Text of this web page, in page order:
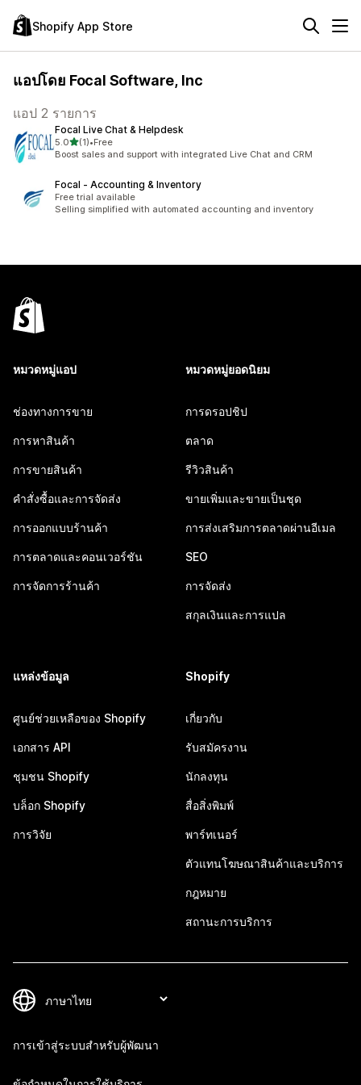
Shopify App Store
แอปโดย Focal Software, Inc
แอป 2 รายการ
Focal Live Chat & Helpdesk
5.0เต็ม 5 ดาว
(1)
ทั้งหมด 1 รีวิว
•Free
Boost sales and support with integrated Live Chat and CRM
Focal ‑ Accounting & Inventory
Free trial available
Selling simplified with automated accounting and inventory
หมวดหมู่แอป
ช่องทางการขาย
การหาสินค้า
การขายสินค้า
คำสั่งซื้อและการจัดส่ง
การออกแบบร้านค้า
การตลาดและคอนเวอร์ชัน
การจัดการร้านค้า
หมวดหมู่ยอดนิยม
การดรอปชิป
ตลาด
รีวิวสินค้า
ขายเพิ่มและขายเป็นชุด
การส่งเสริมการตลาดผ่านอีเมล
SEO
การจัดส่ง
สกุลเงินและการแปล
แหล่งข้อมูล
ศูนย์ช่วยเหลือของ Shopify
เอกสาร API
ชุมชน Shopify
บล็อก Shopify
การวิจัย
Shopify
เกี่ยวกับ
รับสมัครงาน
นักลงทุน
สื่อสิ่งพิมพ์
พาร์ทเนอร์
ตัวแทนโฆษณาสินค้าและบริการ
กฎหมาย
สถานะการบริการ
การเข้าสู่ระบบสำหรับผู้พัฒนา